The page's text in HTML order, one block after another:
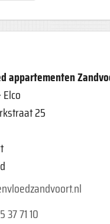
appartementen
25
37 71 10